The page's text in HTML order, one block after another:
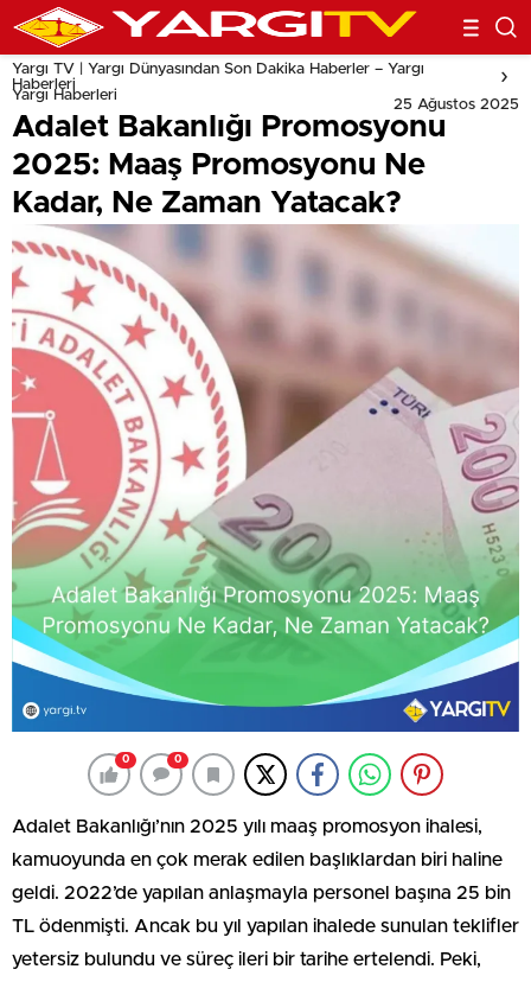
Yargı TV | Yargı Dünyasından Son Dakika Haberler – Yargı
Haberleri
Yargı Haberleri
25 Ağustos 2025
Adalet Bakanlığı Promosyonu
2025: Maaş Promosyonu Ne
Kadar, Ne Zaman Yatacak?
0 0
Adalet Bakanlığı’nın 2025 yılı maaş promosyon ihalesi,
kamuoyunda en çok merak edilen başlıklardan biri haline
geldi. 2022’de yapılan anlaşmayla personel başına 25 bin
TL ödenmişti. Ancak bu yıl yapılan ihalede sunulan teklifler
yetersiz bulundu ve süreç ileri bir tarihe ertelendi. Peki,